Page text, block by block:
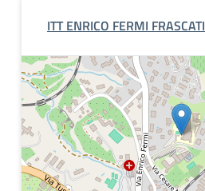
ITT ENRICO FERMI FRASCATI